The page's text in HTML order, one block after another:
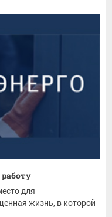
для
жизнь, в которой